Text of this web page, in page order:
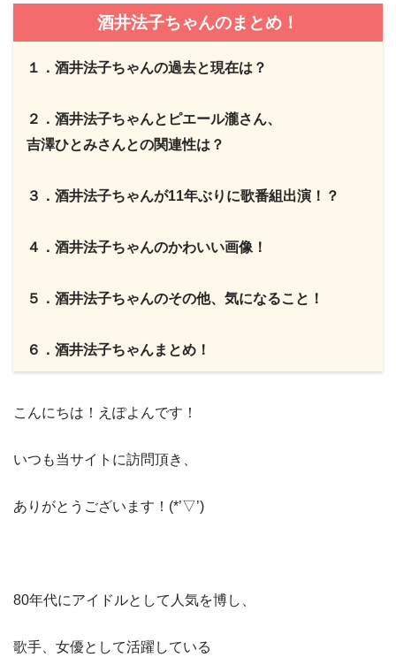
酒井法子ちゃんのまとめ！
１．酒井法子ちゃんの過去と現在は？
２．酒井法子ちゃんとピエール瀧さん、
吉澤ひとみさんとの関連性は？
３．酒井法子ちゃんが11年ぶりに歌番組出演！？
４．酒井法子ちゃんのかわいい画像！
５．酒井法子ちゃんのその他、気になること！
６．酒井法子ちゃんまとめ！
​こんにちは！えぽよんです！
いつも当サイト​に訪問頂き、​
ありがとうございます！(*’▽’)​​
80年代にアイドルとして人気を博し、
歌手、女優として活躍している